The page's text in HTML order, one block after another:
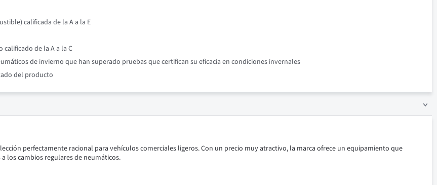
calificada de la A a la E
de la A a la C
de invierno que han superado pruebas que certifican su eficacia en condiciones invernales
del producto
perfectamente racional para vehículos comerciales ligeros. Con un precio muy atractivo, la marca ofrece un equipamiento que
los cambios regulares de neumáticos.